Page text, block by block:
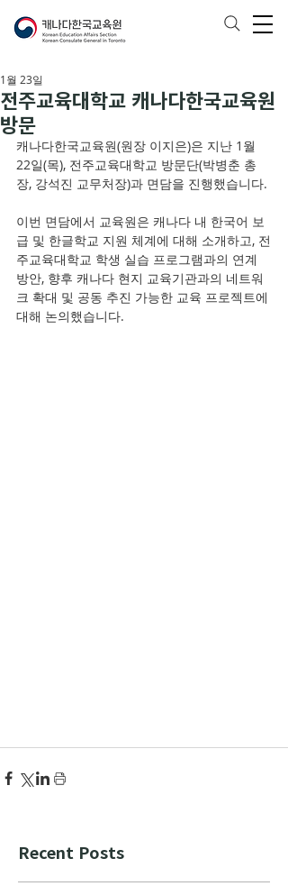
전주교육대학교 캐나다한국교육원
방문
1월 23일
캐나다한국교육원(원장 이지은)은 지난 1월
22일(목), 전주교육대학교 방문단(박병춘 총
장, 강석진 교무처장)과 면담을 진행했습니다.
이번 면담에서 교육원은 캐나다 내 한국어 보
급 및 한글학교 지원 체계에 대해 소개하고, 전
주교육대학교 학생 실습 프로그램과의 연계
방안, 향후 캐나다 현지 교육기관과의 네트워
크 확대 및 공동 추진 가능한 교육 프로젝트에
대해 논의했습니다.
Recent Posts